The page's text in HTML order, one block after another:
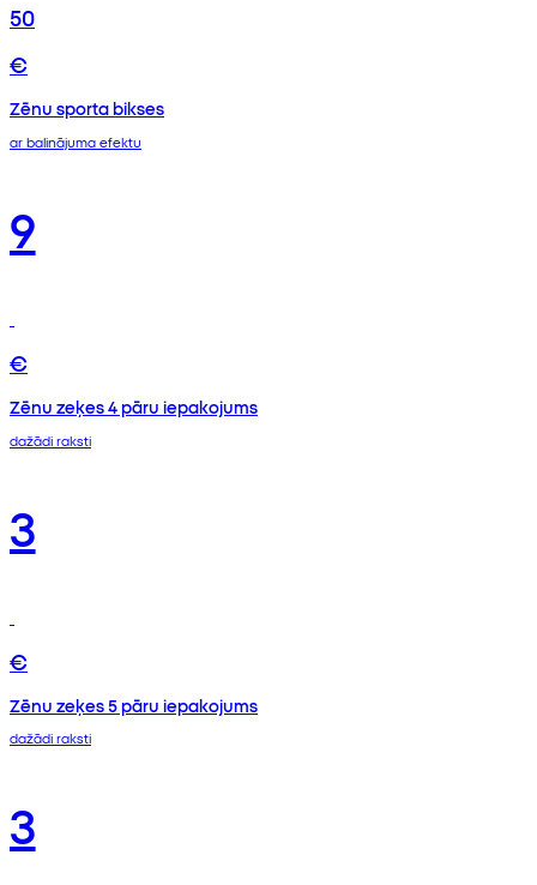
50
€
Zēnu sporta bikses
ar balinājuma efektu
9
€
Zēnu zeķes 4 pāru iepakojums
dažādi raksti
3
€
Zēnu zeķes 5 pāru iepakojums
dažādi raksti
3